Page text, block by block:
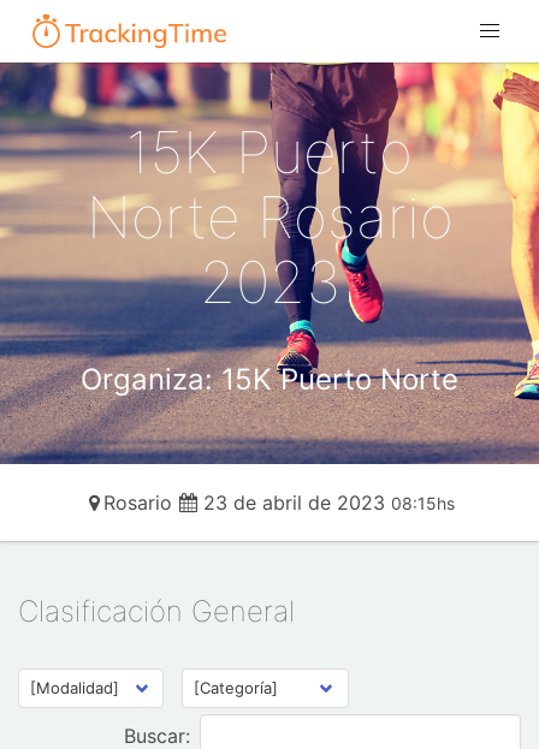
15K Puerto
Norte Rosario
2023
Organiza: 15K Puerto Norte
Rosario 23 de abril de 2023 08:15hs
Clasificación General
Buscar: